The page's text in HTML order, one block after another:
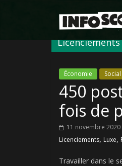
Licenciements
Économie Social
450
fois de
11 novembre 2020
Licenciements, Luxe,
Travailler dans le